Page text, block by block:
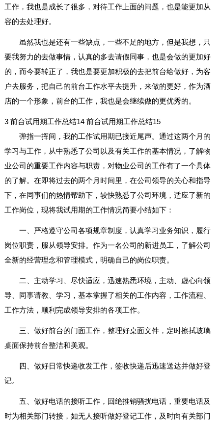
工作，我也是成长了很多，对待工作上面的问题，也是能更加从
容的去处理好。
虽然我也是还有一些缺点，一些不足的地方，但是我想，只
要我努力的去做事情，认真的多去请假同事，也是会做的更加好
的，而今要转正了，我也是要更加积极的去把前台给做好，为客
户去服务，把自己的前台工作水平去提升，来做的更好，作为酒
店的一个形象，前台的工作，我也是会继续做的更优秀的。
3
弹指一挥间，我的工作试用期已接近尾声。通过这两个月的
学习与工作，从中熟悉了公司以及有关工作的基本情况，了解物
业公司的重要工作内容与职责，对物业公司的工作有了一个具体
的了解。在即将过去的两个月时间里，在公司领导的关心和指导
下，在同事们的热情帮助下，较快熟悉了公司环境，适应了新的
工作岗位，现将我试用期的工作情况简要小结如下：
一、严格遵守公司各项规章制度，认真学习业务知识，履行
岗位职责，服从领导安排。作为一名公司的新进员工，了解公司
全新的经营理念和管理模式，明确自己的岗位职责。
二、主动学习、尽快适应，迅速熟悉环境，主动、虚心向领
导、同事请教、学习，基本掌握了相关的工作内容，工作流程、
工作方法，顺利完成领导安排的各项工作。
三、做好前台的门面工作，整理好桌面文件，定时擦拭玻璃
桌面保持前台整洁和美观。
四、做好日常快递收发工作，签收快递后迅速送达并做好登
记。
五、做好电话的接听工作，回绝推销骚扰电话，重要电话及
时为相关部门转接，如无人接听做好登记工作，及时向有关部门
前台试用期工作总结14 前台试用期工作总结15